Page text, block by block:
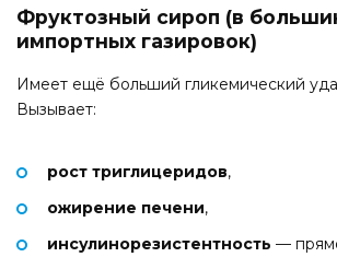
Фруктозный сироп (в
импортных газировок)
Имеет ещё больший гликемический
Вызывает:
рост триглицеридов,
ожирение печени,
инсулинорезистентность —